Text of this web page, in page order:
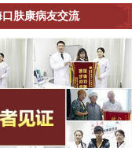
肤康病友交流